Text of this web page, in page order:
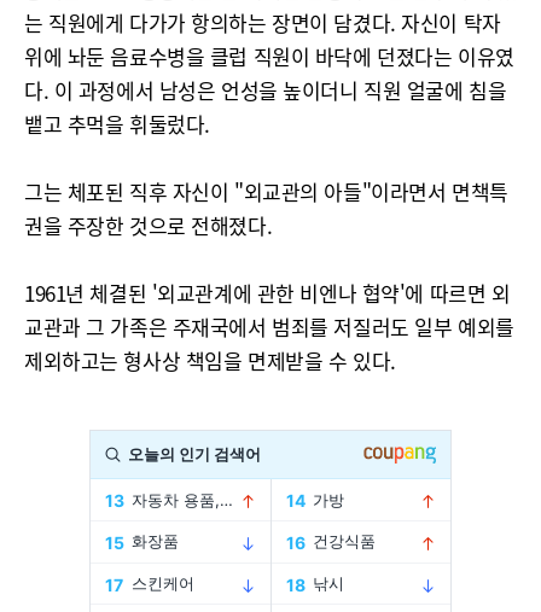
는 직원에게 다가가 항의하는 장면이 담겼다. 자신이 탁자
위에 놔둔 음료수병을 클럽 직원이 바닥에 던졌다는 이유였
다. 이 과정에서 남성은 언성을 높이더니 직원 얼굴에 침을
뱉고 추먹을 휘둘렀다.
그는 체포된 직후 자신이 "외교관의 아들"이라면서 면책특
권을 주장한 것으로 전해졌다.
1961년 체결된 '외교관계에 관한 비엔나 협약'에 따르면 외
교관과 그 가족은 주재국에서 범죄를 저질러도 일부 예외를
제외하고는 형사상 책임을 면제받을 수 있다.